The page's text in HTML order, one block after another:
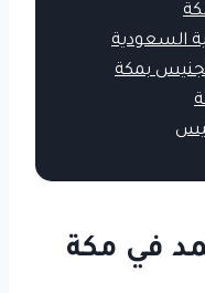
السعودية
بمكة
في مكة